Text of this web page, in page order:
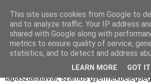
Dr. Bauer Béla
gyermekgyógyász
Dr. Bauer Béla Ph.D. gyermekgyógyász
tapasztalatával, számos
This site uses cookies from Google to
and to analyze traffic. Your IP address
shared with Google along with
metrics to ensure quality of service,
statistics, and to detect and address
LEARN MORE GOT IT